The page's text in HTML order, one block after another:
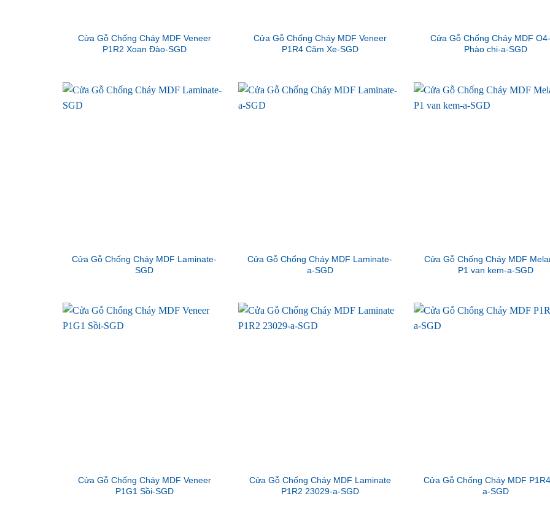
Cửa Gỗ Chống Cháy MDF Veneer
P1R2 Xoan Đào-SGD
Cửa Gỗ Chống Cháy MDF Veneer
P1R4 Căm Xe-SGD
Cửa Gỗ Chống Cháy MDF
Phào chi-a-SGD
Cửa Gỗ Chống Cháy MDF Laminate-
SGD
Cửa Gỗ Chống Cháy MDF Laminate-
a-SGD
Cửa Gỗ Chống Cháy MDF
P1 van kem-a-SGD
Cửa Gỗ Chống Cháy MDF Veneer
P1G1 Sồi-SGD
Cửa Gỗ Chống Cháy MDF Laminate
P1R2 23029-a-SGD
Cửa Gỗ Chống Cháy MDF
a-SGD